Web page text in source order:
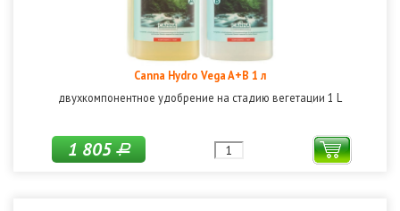
Canna Hydro Vega A+B 1 л
двухкомпонентное удобрение на стадию вегетации 1 L
1 805Р